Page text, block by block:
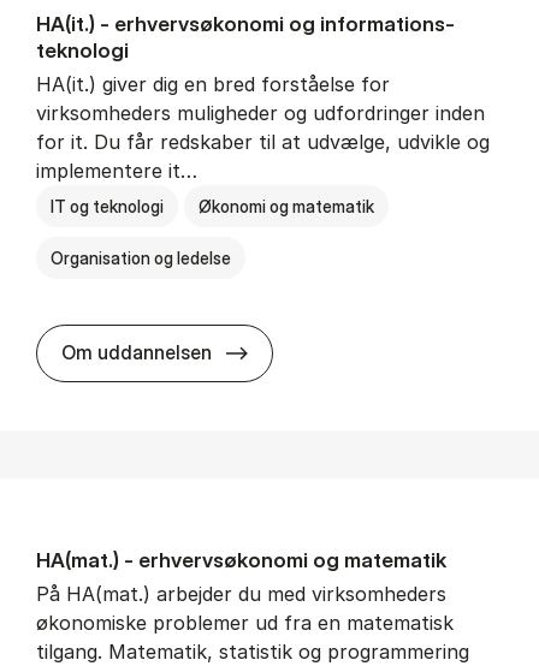
HA(it.) - erhvervs­økonomi og informations­
teknologi
HA(it.) giver dig en bred forståelse for
virksomheders muligheder og udfordringer inden
for it. Du får redskaber til at udvælge, udvikle og
implementere it…
IT og teknologi Økonomi og matematik
Organisation og ledelse
Om uddannelsen HA(it.) - erhvervs­økonomi og
HA(mat.) - erhvervs­økonomi og ma­te­ma­tik
På HA(mat.) arbejder du med virksomheders
økonomiske problemer ud fra en matematisk
tilgang. Matematik, statistik og programmering